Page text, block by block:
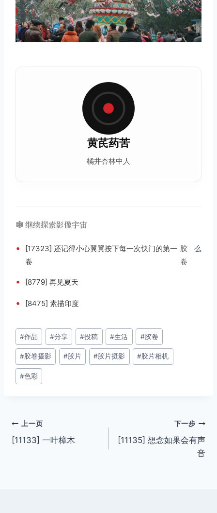
黄芪药苦
橘井杏林中人
🕸️ 继续探索影像宇宙
•
[17323] 还记得小心翼翼按下每一次快门的第一
卷
胶
卷
么
• [8779] 再见夏天
• [8475] 素描印度
文
章
标
签：
#作品 #分享 #投稿 #生活 #胶卷
#胶卷摄影 #胶片 #胶片摄影 #胶片相机
#色彩
文
章
上一页
[11133] 一叶樟木
下一步
[11135] 想念如果会有声
音